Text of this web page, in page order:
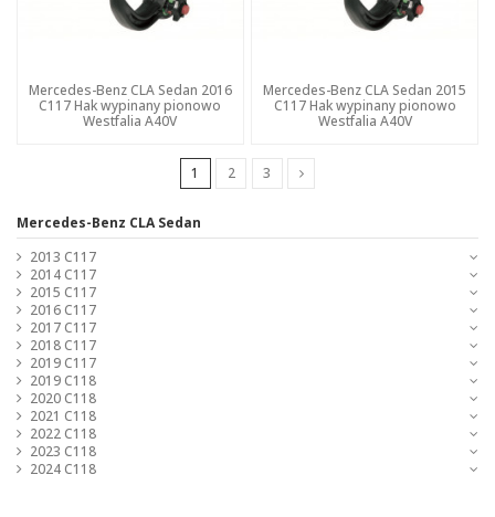
Mercedes-Benz CLA Sedan 2016
C117 Hak wypinany pionowo
Westfalia A40V
Mercedes-Benz CLA Sedan 2015
C117 Hak wypinany pionowo
Westfalia A40V
1 2 3
Mercedes-Benz CLA Sedan
2013 C117
2014 C117
2015 C117
2016 C117
2017 C117
2018 C117
2019 C117
2019 C118
2020 C118
2021 C118
2022 C118
2023 C118
2024 C118